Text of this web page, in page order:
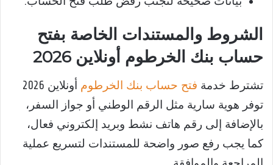
الشروط والمستندات الخاصة بفتح
حساب بنك الخرطوم أونلاين 2026
تشترط خدمة فتح حساب بنك الخرطوم
أونلاين 2026
توفر هوية سارية مثل الرقم الوطني أو جواز السفر،
بالإضافة إلى رقم هاتف نشط وبريد إلكتروني فعال،
كما يجب رفع صور واضحة للمستندات لتسريع عملية